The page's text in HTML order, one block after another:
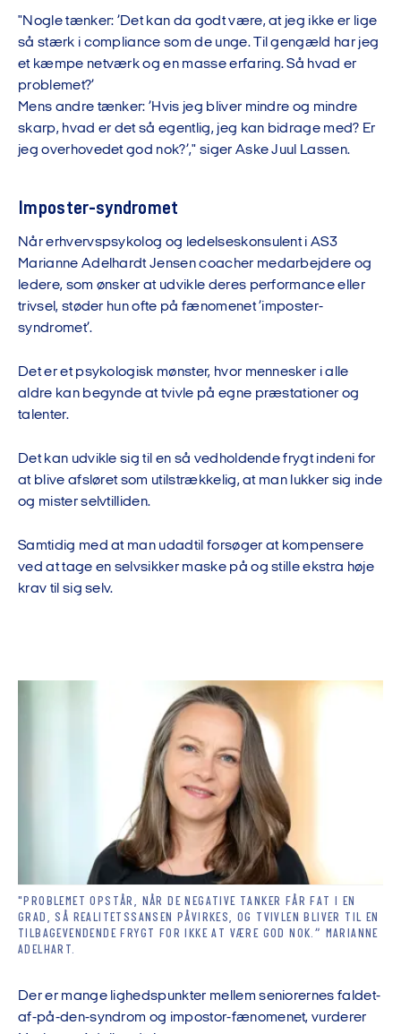
"Nogle tænker: ’Det kan da godt være, at jeg ikke er lige
så stærk i compliance som de unge. Til gengæld har jeg
et kæmpe netværk og en masse erfaring. Så hvad er
problemet?’
Mens andre tænker: ’Hvis jeg bliver mindre og mindre
skarp, hvad er det så egentlig, jeg kan bidrage med? Er
jeg overhovedet god nok?’," siger Aske Juul Lassen.
Imposter-syndromet
Når erhvervspsykolog og ledelseskonsulent i AS3
Marianne Adelhardt Jensen coacher medarbejdere og
ledere, som ønsker at udvikle deres performance eller
trivsel, støder hun ofte på fænomenet ’imposter-
syndromet’.
Det er et psykologisk mønster, hvor mennesker i alle
aldre kan begynde at tvivle på egne præstationer og
talenter.
Det kan udvikle sig til en så vedholdende frygt indeni for
at blive afsløret som utilstrækkelig, at man lukker sig inde
og mister selvtilliden.
Samtidig med at man udadtil forsøger at kompensere
ved at tage en selvsikker maske på og stille ekstra høje
krav til sig selv.
"PROBLEMET OPSTÅR, NÅR DE NEGATIVE TANKER FÅR FAT I EN
GRAD, SÅ REALITETSSANSEN PÅVIRKES, OG TVIVLEN BLIVER TIL EN
TILBAGEVENDENDE FRYGT FOR IKKE AT VÆRE GOD NOK.” MARIANNE
ADELHART.
Der er mange lighedspunkter mellem seniorernes faldet-
af-på-den-syndrom og impostor-fænomenet, vurderer